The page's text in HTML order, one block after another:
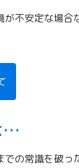
が不安定な場合
…
の常識を破っ